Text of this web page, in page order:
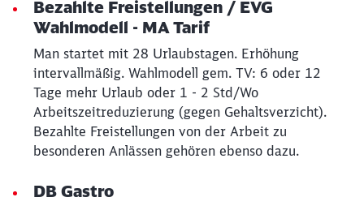
Bezahlte Freistellungen / EVG
Wahlmodell - MA Tarif
Man startet mit 28 Urlaubstagen. Erhöhung
intervallmäßig. Wahlmodell gem. TV: 6 oder 12
Tage mehr Urlaub oder 1 - 2 Std/Wo
Arbeitszeitreduzierung (gegen Gehaltsverzicht).
Bezahlte Freistellungen von der Arbeit zu
besonderen Anlässen gehören ebenso dazu.
DB Gastro